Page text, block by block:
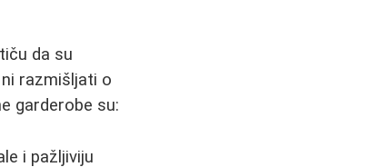
da su
razmišljati o
garderobe su:
i pažljiviju